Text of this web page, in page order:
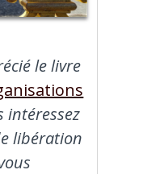
le livre
intéressez
libération